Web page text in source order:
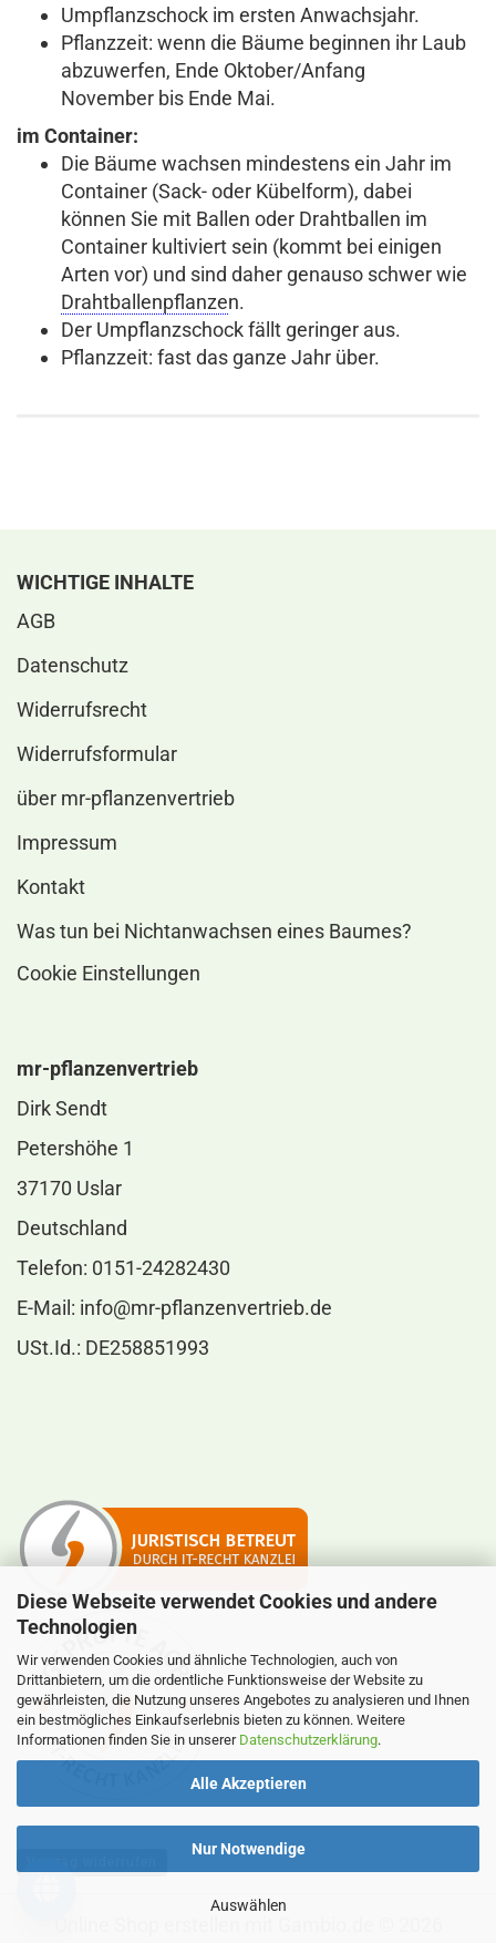
Diese Webseite verwendet Cookies und andere
Technologien
Wir verwenden Cookies und ähnliche Technologien, auch von
Drittanbietern, um die ordentliche Funktionsweise der Website zu
gewährleisten, die Nutzung unseres Angebotes zu analysieren und Ihnen
ein bestmögliches Einkaufserlebnis bieten zu können. Weitere
Informationen finden Sie in unserer Datenschutzerklärung.
Alle Akzeptieren
Nur Notwendige
Auswählen
Umpflanzschock im ersten Anwachsjahr.
Pflanzzeit: wenn die Bäume beginnen ihr Laub
abzuwerfen, Ende Oktober/Anfang
November bis Ende Mai.
im Container:
Die Bäume wachsen mindestens ein Jahr im
Container (Sack- oder Kübelform), dabei
können Sie mit Ballen oder Drahtballen im
Container kultiviert sein (kommt bei einigen
Arten vor) und sind daher genauso schwer wie
Drahtballenpflanzen.
Der Umpflanzschock fällt geringer aus.
Pflanzzeit: fast das ganze Jahr über.
WICHTIGE INHALTE
AGB
Datenschutz
Widerrufsrecht
Widerrufsformular
über mr-pflanzenvertrieb
Impressum
Kontakt
Was tun bei Nichtanwachsen eines Baumes?
Cookie Einstellungen
mr-pflanzenvertrieb
Dirk Sendt
Petershöhe 1
37170 Uslar
Deutschland
Telefon: 0151-24282430
E-Mail: info@mr-pflanzenvertrieb.de
USt.Id.: DE258851993